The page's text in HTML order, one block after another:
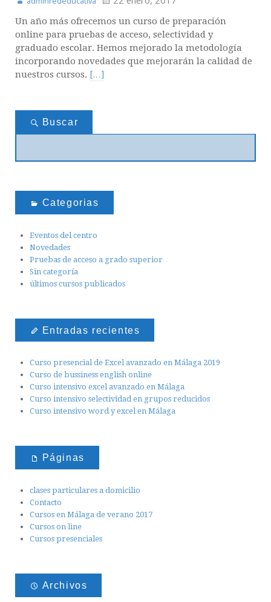
Un año más ofrecemos un curso de preparación
online para pruebas de acceso, selectividad y
graduado escolar. Hemos mejorado la metodología
incorporando novedades que mejorarán la calidad de
nuestros cursos. […]
Buscar
Categorias
Eventos del centro
Novedades
Pruebas de acceso a grado superior
Sin categoría
últimos cursos publicados
Entradas recientes
Curso presencial de Excel avanzado en Málaga 2019
Curso de bussiness english online
Curso intensivo excel avanzado en Málaga
Curso intensivo selectividad en grupos reducidos
Curso intensivo word y excel en Málaga
Páginas
clases particulares a domicilio
Contacto
Cursos en Málaga de verano 2017
Cursos on line
Cursos presenciales
Archivos